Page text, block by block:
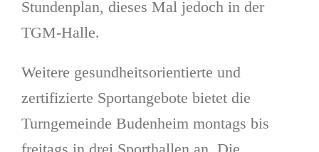
Stundenplan, dieses Mal jedoch in der
TGM-Halle.
Weitere gesundheitsorientierte und
zertifizierte Sportangebote bietet die
Turngemeinde Budenheim montags bis